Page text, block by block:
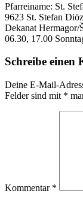
Pfarreiname: St.
9623 St. Stefan
Dekanat Hermagor/
06.30, 17.00
Schreibe einen
Deine E-Mail-
Felder sind mit *
Kommentar *